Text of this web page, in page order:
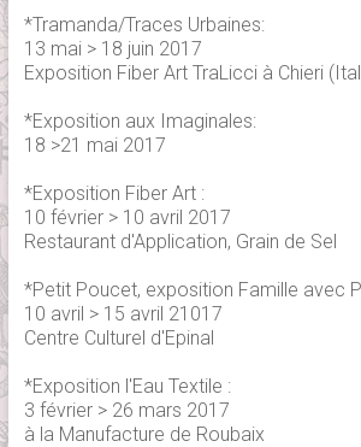
*Tramanda/Traces Urbaines:
13 mai > 18 juin 2017
Exposition Fiber Art TraLicci à Chieri
*Exposition aux Imaginales:
18 >21 mai 2017
*Exposition Fiber Art :
10 février > 10 avril 2017
Restaurant d'Application, Grain de Sel
*Petit Poucet, exposition Famille avec
10 avril > 15 avril 21017
Centre Culturel d'Epinal
*Exposition l'Eau Textile :
3 février > 26 mars 2017
à la Manufacture de Roubaix